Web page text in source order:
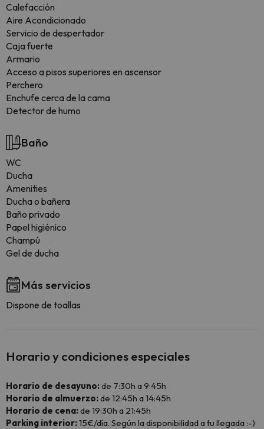
Calefacción
Aire Acondicionado
Servicio de despertador
Caja fuerte
Armario
Acceso a pisos superiores en ascensor
Perchero
Enchufe cerca de la cama
Detector de humo
Baño
WC
Ducha
Amenities
Ducha o bañera
Baño privado
Papel higiénico
Champú
Gel de ducha
Más servicios
Dispone de toallas
Horario y condiciones especiales
Horario de desayuno:de 7:30h a 9:45h
Horario de almuerzo:de 12:45h a 14:45h
Horario de cena:de 19:30h a 21:45h
Parking interior:15€/día. Según la disponibilidad a tu llegada :-)